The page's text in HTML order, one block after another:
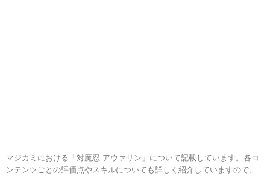
マジカミにおける「対魔忍 アウァリン」について記載しています。各コ
ンテンツごとの評価点やスキルについても詳しく紹介していますので、